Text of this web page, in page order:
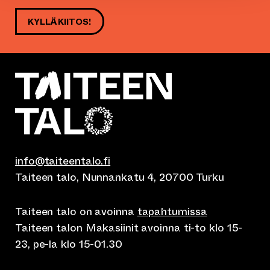
KYLLÄ KIITOS!
info@taiteentalo.fi
Taiteen talo, Nunnankatu 4, 20700 Turku
Taiteen talo on avoinna tapahtumissa
Taiteen talon Makasiinit avoinna ti-to klo 15-
23, pe-la klo 15-01.30